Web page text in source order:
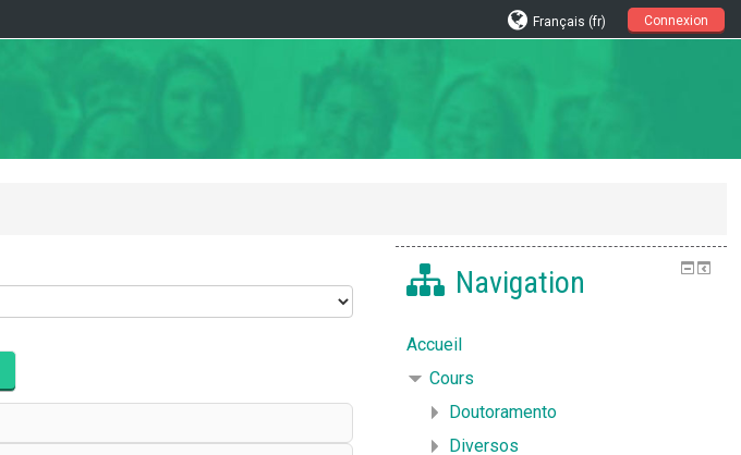
Connexion
Français ‎(fr)‎
Navigation
Accueil
Cours
Doutoramento
Diversos